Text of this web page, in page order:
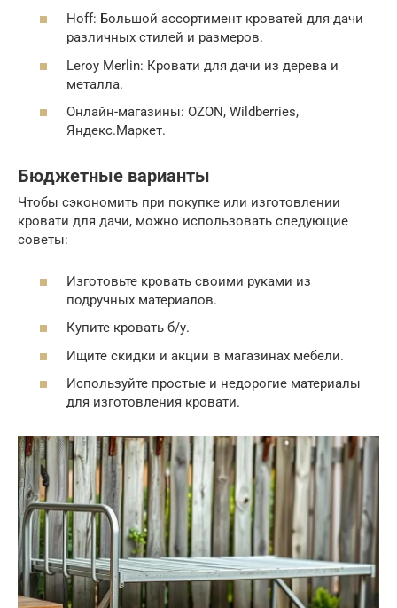
Hoff: Большой ассортимент кроватей для дачи
различных стилей и размеров.
Leroy Merlin: Кровати для дачи из дерева и
металла.
Онлайн-магазины: OZON, Wildberries,
Яндекс.Маркет.
Бюджетные варианты
Чтобы сэкономить при покупке или изготовлении
кровати для дачи, можно использовать следующие
советы:
Изготовьте кровать своими руками из
подручных материалов.
Купите кровать б/у.
Ищите скидки и акции в магазинах мебели.
Используйте простые и недорогие материалы
для изготовления кровати.